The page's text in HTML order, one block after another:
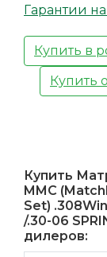
Гарантии
Купить в
Купить
Купить
MMC
Set)
/.30-06
дилеров: